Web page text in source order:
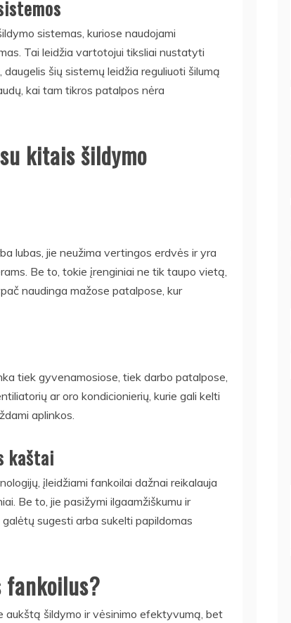
sistemas, kuriose naudojami
Tai leidžia vartotojui tiksliai nustatyti
šių sistemų leidžia reguliuoti šilumą
kai tam tikros patalpos nėra
kitais šildymo
lubas, jie neužima vertingos erdvės ir yra
Be to, tokie įrenginiai ne tik taupo vietą,
naudinga mažose patalpose, kur
tiek gyvenamosiose, tiek darbo patalpose,
ar oro kondicionierių, kurie gali kelti
aplinkos.
kaštai
įleidžiami fankoilai dažnai reikalauja
Be to, jie pasižymi ilgaamžiškumu ir
sugesti arba sukelti papildomas
fankoilus?
aukštą šildymo ir vėsinimo efektyvumą, bet